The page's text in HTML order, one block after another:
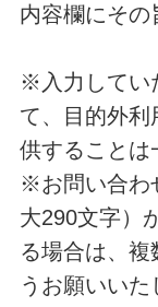
内容欄にその
※入力してい
て、目的外利
供することは
※お問い合わ
大290文字）
る場合は、複
うお願いいた